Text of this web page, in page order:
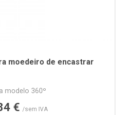
moedeiro de encastrar
modelo 360º
Preço
€ /sem IVA